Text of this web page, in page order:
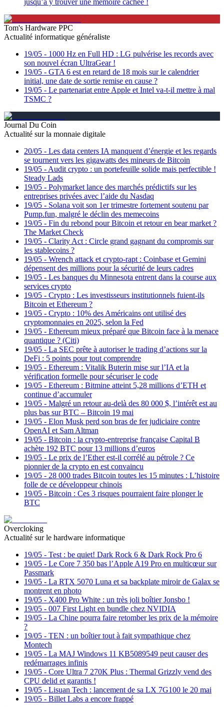
jusqu’à y trouver une mémoire cachée !
Tom's Hardware PPC
Actualité informatique généraliste
19/05 - 1000 Hz en Full HD : LG pulvérise les records avec
son nouvel écran UltraGear !
19/05 - GTA 6 est en retard de 18 mois sur le calendrier
initial, une date de sortie remise en cause ?
19/05 - Le partenariat entre Apple et Intel va-t-il mettre à mal
TSMC ?
Journal Du Coin
Actualité sur la monnaie digitale
20/05 - Les data centers IA manquent d’énergie et les regards
se tournent vers les gigawatts des mineurs de Bitcoin
19/05 - Audit crypto : un portefeuille solide mais perfectible !
Steady Lads
19/05 - Polymarket lance des marchés prédictifs sur les
entreprises privées avec l’aide du Nasdaq
19/05 - Solana voit son 1er trimestre fortement soutenu par
Pump.fun, malgré le déclin des memecoins
19/05 - Fin du rebond pour Bitcoin et retour en bear market ?
The Market Check
19/05 - Clarity Act : Circle grand gagnant du compromis sur
les stablecoins ?
19/05 - Wrench attack et crypto-rapt : Coinbase et Gemini
dépensent des millions pour la sécurité de leurs cadres
19/05 - Les banques du Minnesota entrent dans la course aux
services crypto
19/05 - Crypto : Les investisseurs institutionnels fuient-ils
Bitcoin et Ethereum ?
19/05 - Crypto : 10% des Américains ont utilisé des
cryptomonnaies en 2025, selon la Fed
19/05 - Ethereum mieux préparé que Bitcoin face à la menace
quantique ? (Citi)
19/05 - La SEC prête à autoriser le trading d’actions sur la
DeFi : 5 points pour tout comprendre
19/05 - Ethereum : Vitalik Buterin mise sur l’IA et la
vérification formelle pour sécuriser le code
19/05 - Ethereum : Bitmine atteint 5,28 millions d’ETH et
continue d’accumuler
19/05 - Malgré un retour au-delà des 80 000 $, l’intérêt est au
plus bas sur BTC – Bitcoin 19 mai
19/05 - Elon Musk perd son bras de fer judiciaire contre
OpenAI et Sam Altman
19/05 - Bitcoin : la crypto-entreprise française Capital B
achète 192 BTC pour 13 millions d’euros
19/05 - Le prix de l’Ether est-il corrélé au pétrole ? Ce
pionnier de la crypto en est convaincu
19/05 - 28 000 trades Bitcoin toutes les 15 minutes : L’histoire
folle de ce développeur chinois
19/05 - Bitcoin : Ces 3 risques pourraient faire plonger le
BTC
Overcloking
Actualité sur le hardware informatique
19/05 - Test : be quiet! Dark Rock 6 & Dark Rock Pro 6
19/05 - Le Core 7 350 bas l’Apple A19 Pro en multicœur sur
Passmark
19/05 - La RTX 5070 Luna et sa backplate miroir de Galax se
montrent en photo
19/05 - X400 Pro White : un très joli boîtier Jonsbo !
19/05 - 007 First Light en bundle chez NVIDIA
19/05 - La Chine pourra faire retomber les prix de la mémoire
?
19/05 - TEN : un boîtier tout à fait sympathique chez
Montech
19/05 - La MAJ Windows 11 KB5089549 peut causer des
redémarrages infinis
19/05 - Core Ultra 7 270K Plus : Thermal Grizzly vend des
CPU delid et garantis !
19/05 - Lisuan Tech : lancement de sa LX 7G100 le 20 mai
19/05 - Billet Labs a encore frappé